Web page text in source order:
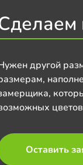
другой
Оставить